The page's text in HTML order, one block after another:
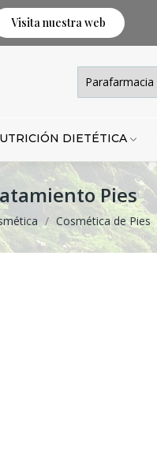
Visita nuestra web
DIETÉTICA
Pies
Cosmética de Pies